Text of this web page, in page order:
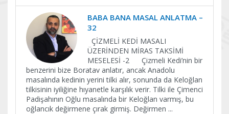
BABA BANA MASAL ANLATMA –
32
ÇİZMELİ KEDİ MASALI
ÜZERİNDEN MİRAS TAKSİMİ
MESELESİ -2 Çizmeli Kedi’nin bir
benzerini bize Boratav anlatır, ancak Anadolu
masalında kedinin yerini tilki alır, sonunda da Keloğlan
tilkisinin iyiliğine hıyanetle karşılık verir. Tilki ile Çimenci
Padişahının Oğlu masalında bir Keloğlan varmış, bu
oğlancık değirmene çırak girmiş. Değirmen ...